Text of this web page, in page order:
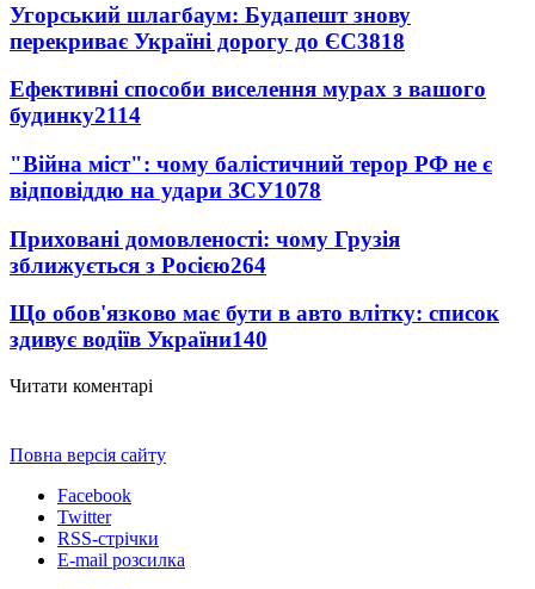
Угорський шлагбаум: Будапешт знову
перекриває Україні дорогу до ЄС3818
Ефективні способи виселення мурах з вашого
будинку2114
"Війна міст": чому балістичний терор РФ не є
відповіддю на удари ЗСУ1078
Приховані домовленості: чому Грузія
зближується з Росією264
Що обов'язково має бути в авто влітку: список
здивує водіїв України140
Читати коментарі
Повна версія сайту
Facebook
Twitter
RSS-стрічки
E-mail розсилка